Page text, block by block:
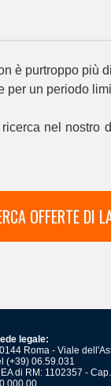
è purtroppo più
per un periodo
nel nostro
OFFERTE DI
legale:
Roma - Viale
(+39) 06.59.031
di RM: 1102357 -